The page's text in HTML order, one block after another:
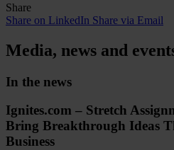
Share
Share on LinkedIn Share via Email
Media, news and
In the news
Ignites.com – Stretch
Bring Breakthrough Ideas
Business